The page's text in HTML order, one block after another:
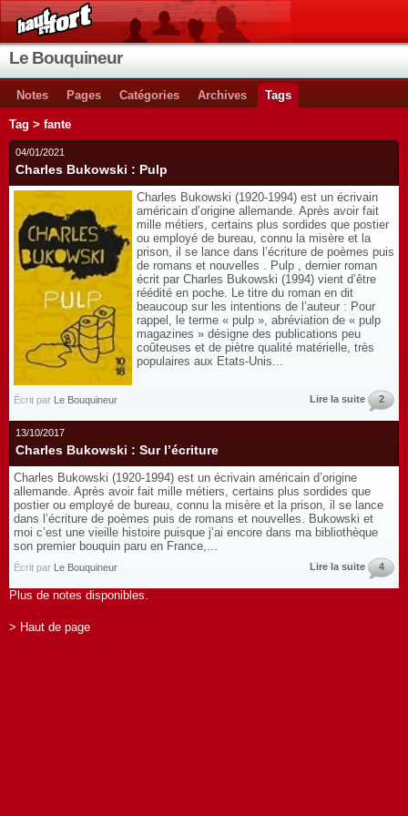
Le Bouquineur
Notes Pages Catégories Archives Tags
Tag > fante
04/01/2021
Charles Bukowski : Pulp
Charles Bukowski (1920-1994) est un écrivain
américain d’origine allemande. Après avoir fait
mille métiers, certains plus sordides que postier
ou employé de bureau, connu la misère et la
prison, il se lance dans l’écriture de poèmes puis
de romans et nouvelles . Pulp , dernier roman
écrit par Charles Bukowski (1994) vient d’être
réédité en poche. Le titre du roman en dit
beaucoup sur les intentions de l’auteur : Pour
rappel, le terme « pulp », abréviation de « pulp
magazines » désigne des publications peu
coûteuses et de piètre qualité matérielle, très
populaires aux Etats-Unis...
Écrit par Le Bouquineur Lire la suite 2
13/10/2017
Charles Bukowski : Sur l’écriture
Charles Bukowski (1920-1994) est un écrivain américain d’origine
allemande. Après avoir fait mille métiers, certains plus sordides que
postier ou employé de bureau, connu la misère et la prison, il se lance
dans l’écriture de poèmes puis de romans et nouvelles. Bukowski et
moi c’est une vieille histoire puisque j’ai encore dans ma bibliothèque
son premier bouquin paru en France,...
Écrit par Le Bouquineur Lire la suite 4
Plus de notes disponibles.
> Haut de page